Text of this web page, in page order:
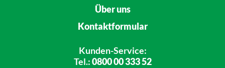
Über uns
Kontaktformular
Kunden-Service:
Tel.:0800 00 333 52